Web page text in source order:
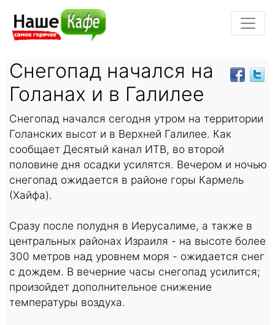
Снегопад начался на
Голанах и в Галилее
Снегопад начался сегодня утром на территории
Голанских высот и в Верхней Галилее. Как
сообщает Десятый канал ИТВ, во второй
половине дня осадки усилятся. Вечером и ночью
снегопад ожидается в районе горы Кармель
(Хайфа).
Сразу после полудня в Иерусалиме, а также в
центральных районах Израиля - на высоте более
300 метров над уровнем моря - ожидается снег
с дождем. В вечерние часы снегопад усилится;
произойдет дополнительное снижение
температуры воздуха.